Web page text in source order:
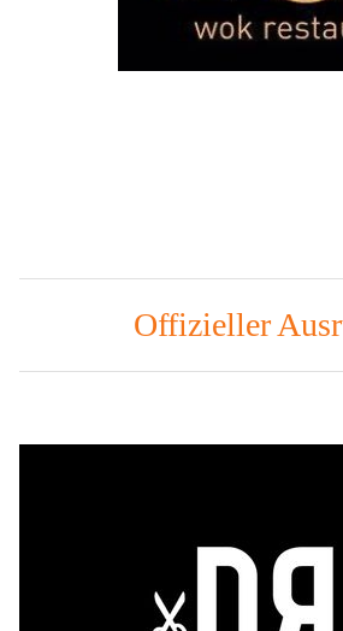
Offizieller